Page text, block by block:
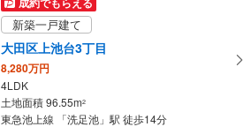
新築一戸建て
大田区上池台3丁目
8,280万円
4LDK
土地面積 96.55m2
東急池上線 「洗足池」駅 徒歩14分